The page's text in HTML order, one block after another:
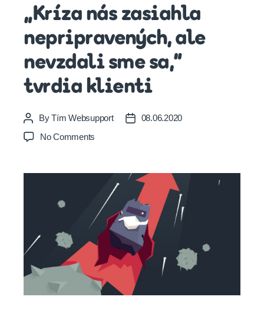
„Kríza nás zasiahla
nepripravených, ale
nevzdali sme sa,“
tvrdia klienti
Post
author
ByTím Websupport
Post08.06.2020
No Comments
zasiahla
nepripravených,
ale
nevzdali
sme
sa,“
tvrdia
klienti